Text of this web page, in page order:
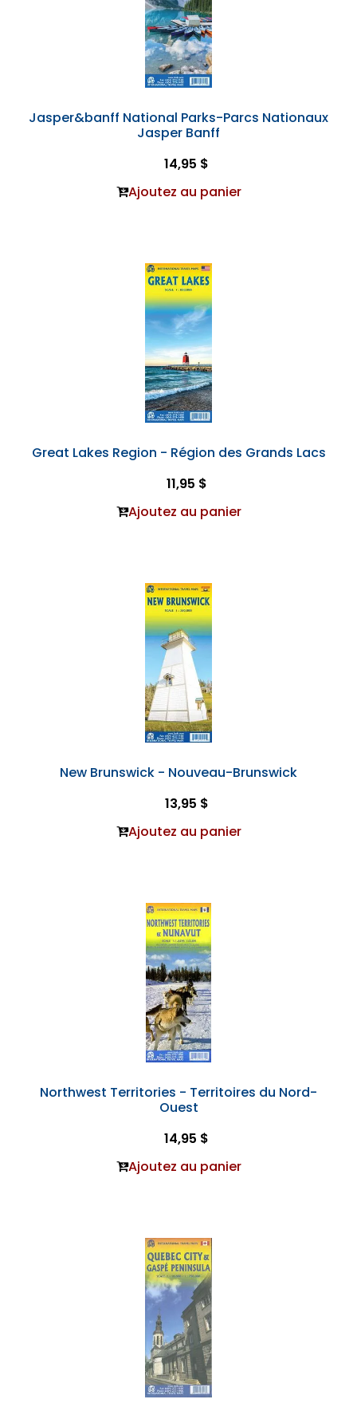
Jasper&banff National Parks-Parcs Nationaux
Jasper Banff
14,95 $
Ajoutez au panier
Great Lakes Region - Région des Grands Lacs
11,95 $
Ajoutez au panier
New Brunswick - Nouveau-Brunswick
13,95 $
Ajoutez au panier
Northwest Territories - Territoires du Nord-
Ouest
14,95 $
Ajoutez au panier